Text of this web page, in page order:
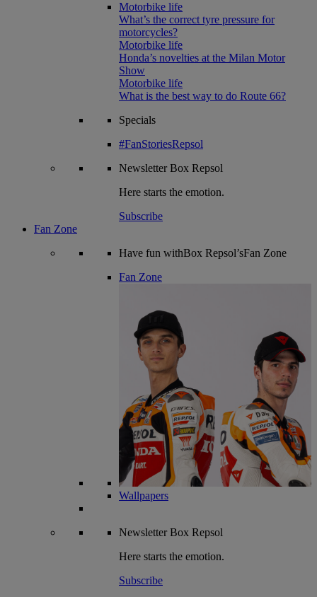
Motorbike life
What’s the correct tyre pressure for
motorcycles?
Motorbike life
Honda’s novelties at the Milan Motor
Show
Motorbike life
What is the best way to do Route 66?
Specials
#FanStoriesRepsol
NewsletterBox Repsol
Here starts the emotion.
Subscribe
Fan Zone
Have fun withBox Repsol’sFan Zone
Fan Zone
Wallpapers
NewsletterBox Repsol
Here starts the emotion.
Subscribe